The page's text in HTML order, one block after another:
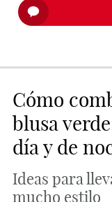
Cómo
blusa
día y de
Ideas para
mucho estilo